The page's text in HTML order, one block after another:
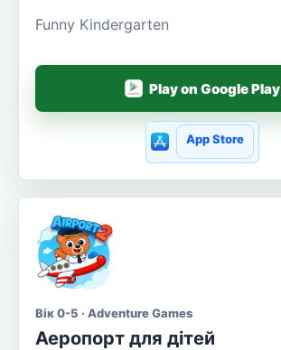
Funny Kindergarten
Play on Google Play
App Store
Вік 0-5 · Adventure Games
Аеропорт для дітей